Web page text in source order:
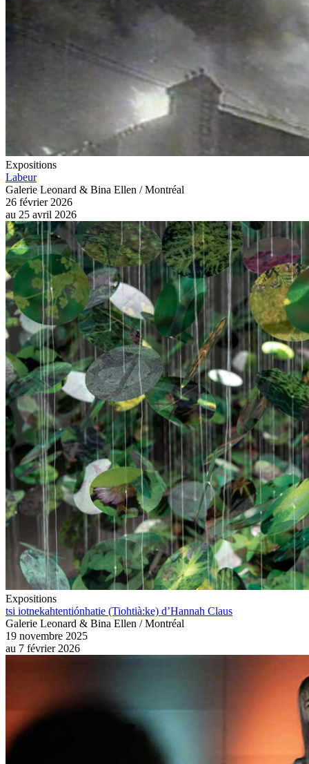
Expositions
Labeur
Galerie Leonard & Bina Ellen / Montréal
26 février 2026
au 25 avril 2026
Expositions
tsi iotnekahtentiónhatie (Tiohtià:ke) d’Hannah Claus
Galerie Leonard & Bina Ellen / Montréal
19 novembre 2025
au 7 février 2026